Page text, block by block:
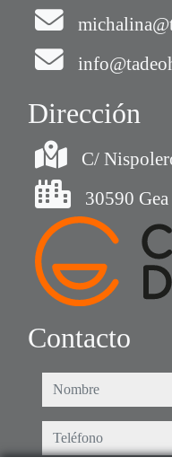
Dirección
C/
30590
Contacto
nombre
teléfono